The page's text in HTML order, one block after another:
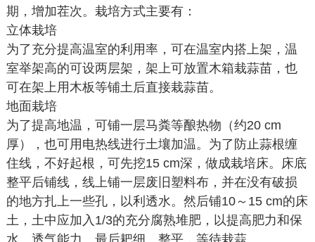
期，增加茬次。栽培方式主要有：
立体栽培
为了充分提高温室的利用率，可在温室内搭上架，温
室举架高的可设两层架，架上可放置木箱栽蒜苗，也
可在架上用木板等铺土后直接栽蒜苗。
地面栽培
为了提高地温，可铺一层马粪等酿热物（约20 cm
厚），也可用电热线进行土壤加温。为了防止蒜根缠
住线，不好起根，可先挖15 cm深，做成栽培床。床底
整平后铺线，线上铺一层废旧塑料布，并在没有破损
的地方扎上一些孔，以利透水。然后铺10～15 cm的床
土，土中应加入1/3的充分腐熟堆肥，以提高肥力和保
水、透气能力。最后耙细、整平，等待栽蒜。